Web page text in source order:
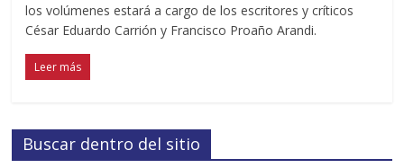
los volúmenes estará a cargo de los escritores y críticos
César Eduardo Carrión y Francisco Proaño Arandi.
Leer más
Buscar dentro del sitio